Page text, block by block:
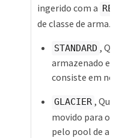
ingerido com a
de classe de
STANDARD ,
armazenado
consiste em
GLACIER , Que
movido para o
pelo pool de